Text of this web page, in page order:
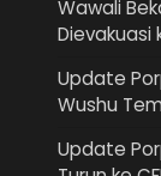
Wawali
Dievakuasi
Update
Wushu
Update